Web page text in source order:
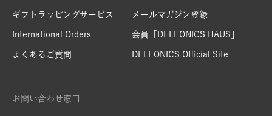
ギフトラッピングサービス
International Orders
よくあるご質問
メールマガジン登録
会員「DELFONICS HAUS」
DELFONICS Official Site
お問い合わせ窓口